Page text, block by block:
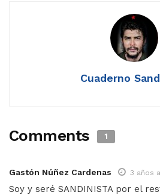
Cuaderno
Comments 1
Gastón Núñez Cardenas 3 años
Soy y seré SANDINISTA por el